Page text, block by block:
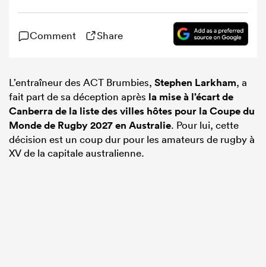
Comment Share
L’entraîneur des ACT Brumbies, Stephen Larkham, a
fait part de sa déception après la mise à l’écart de
Canberra de la liste des villes hôtes pour la Coupe du
Monde de Rugby 2027 en Australie. Pour lui, cette
décision est un coup dur pour les amateurs de rugby à
XV de la capitale australienne.